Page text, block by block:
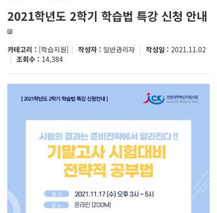
2021학년도 2학기 학습법 특강 신청 안내
카테고리 : [학습지원] | 작성자 : 일반관리자 | 작성일 : 2021.11.02
| 조회수 : 14,384